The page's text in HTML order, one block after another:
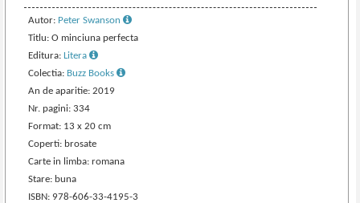
Autor: Peter Swanson
Titlu: O minciuna perfecta
Editura:Litera
Colectia: Buzz Books
An de aparitie: 2019
Nr. pagini: 334
Format: 13 x 20 cm
Coperti: brosate
Carte in limba: romana
Stare: buna
ISBN: 978-606-33-4195-3